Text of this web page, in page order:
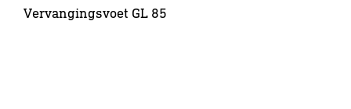
Vervangingsvoet GL 85